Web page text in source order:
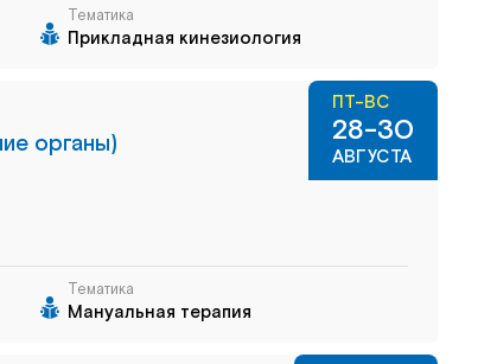
Тематика
Прикладная кинезиология
органы)
Тематика
Мануальная терапия
ПТ-ВС
28-30
АВГУСТА